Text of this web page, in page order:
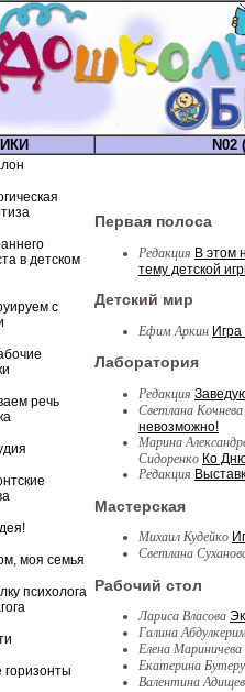
N02
в детском
с
речь
моя семья
психолога
горизонты
Первая полоса
Редакция В этом
тему детской
Детский мир
Ефим Аркин Игра
Лаборатория
Редакция
Светлана Кочнева
невозможно!
Марина
Сидоренко Ко
Редакция
Мастерская
Михаил Кудейко
Светлана
Рабочий стол
Лариса Власова
Галина
Елена Мариничева
Екатерина
Валентина